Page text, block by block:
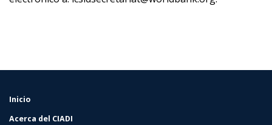
FOOTER
Inicio
Acerca del CIADI